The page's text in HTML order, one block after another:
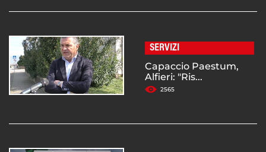
SERVIZI
Capaccio Paestum,
Alfieri: "Ris...
2565